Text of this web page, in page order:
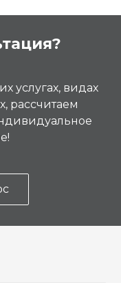
услугах, видах
рассчитаем